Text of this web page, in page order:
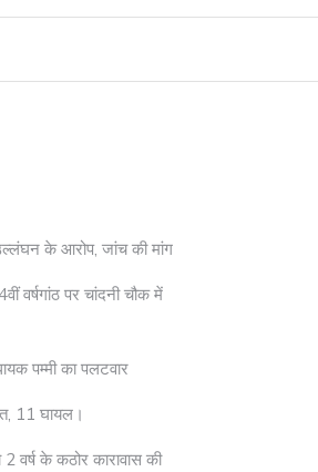
के आरोप, जांच की मांग
वर्षगांठ पर चांदनी चौक में
पम्मी का पलटवार
11 घायल।
वर्ष के कठोर कारावास की